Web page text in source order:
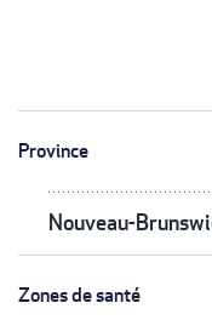
Province
Nouveau-
Zones de santé